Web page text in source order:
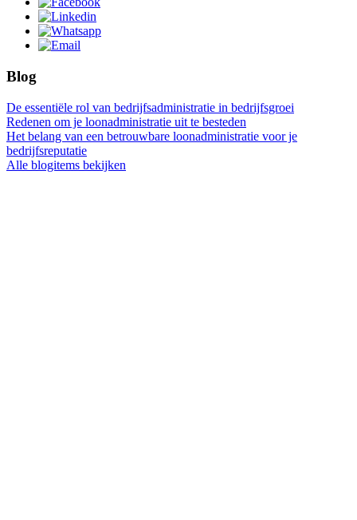
Blog
De essentiële rol van bedrijfsadministratie in bedrijfsgroei
Redenen om je loonadministratie uit te besteden
Het belang van een betrouwbare loonadministratie voor je
bedrijfsreputatie
Alle blogitems bekijken